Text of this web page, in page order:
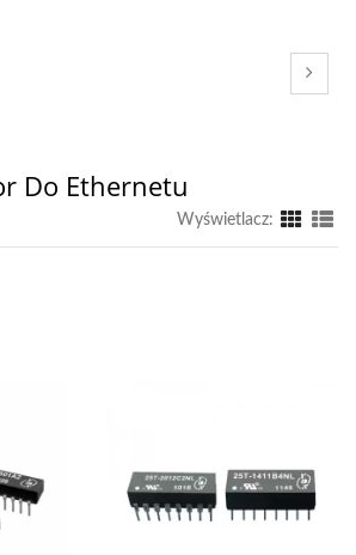
Do Ethernetu
Wyświetlacz: